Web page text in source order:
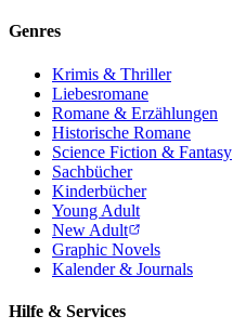
Genres
Krimis & Thriller
Liebesromane
Romane & Erzählungen
Historische Romane
Science Fiction & Fantasy
Sachbücher
Kinderbücher
Young Adult
New Adult
Graphic Novels
Kalender & Journals
Hilfe & Services